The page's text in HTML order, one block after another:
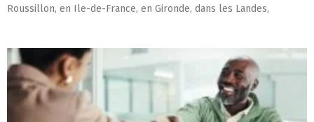
Roussillon, en Ile-de-France, en Gironde, dans les Landes,